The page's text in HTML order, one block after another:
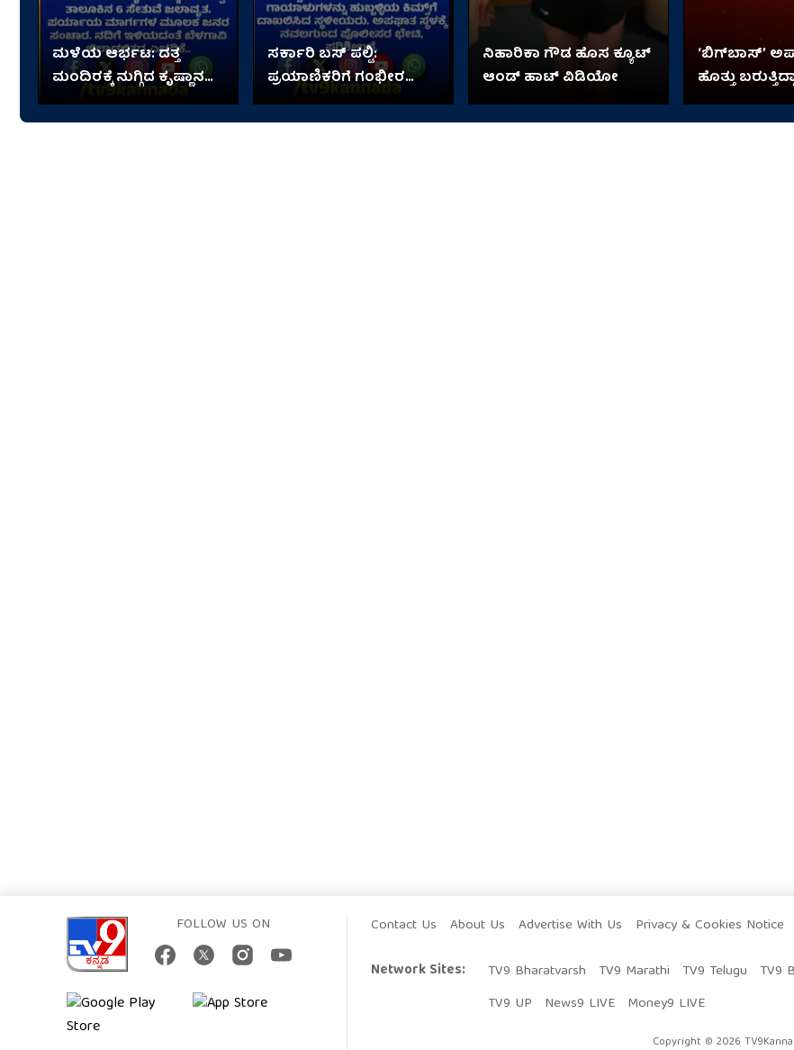
ಮಳೆಯ ಆರ್ಭಟ: ದತ್ತ
ಮಂದಿರಕ್ಕೆ ನುಗ್ಗಿದ ಕೃಷ್ಣಾನದಿ
ನೀರು
ಸರ್ಕಾರಿ ಬಸ್ ಪಲ್ಟಿ:
ಪ್ರಯಾಣಿಕರಿಗೆ ಗಂಭೀರ
ಗಾಯ
ನಿಹಾರಿಕಾ ಗೌಡ ಹೊಸ ಕ್ಯೂಟ್
ಆಂಡ್ ಹಾಟ್ ವಿಡಿಯೋ
‘ಬಿಗ್​​ಬಾಸ್’
ಹೊತ್ತು
ಸುದೀಪ್
FOLLOW US ON Contact Us About Us Advertise With Us Privacy & Cookies Notice
Network Sites:
TV9 Bharatvarsh TV9 Marathi TV9 Telugu TV9
TV9 UP
News9 LIVE Money9 LIVE
Copyright © 2026